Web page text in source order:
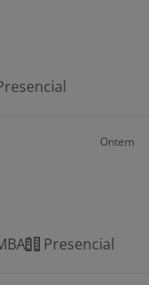
Ontem
Presencial